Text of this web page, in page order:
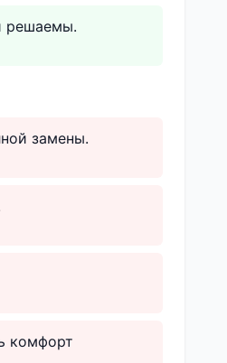
решаемы.
замены.
комфорт